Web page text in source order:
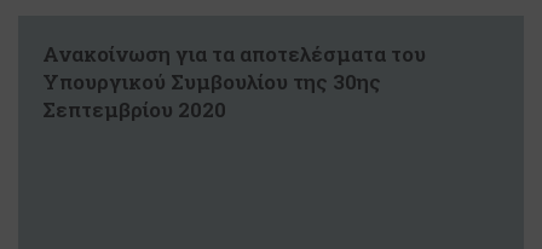
Ανακοίνωση για τα αποτελέσματα του
Υπουργικού Συμβουλίου της 30ης
Σεπτεμβρίου 2020